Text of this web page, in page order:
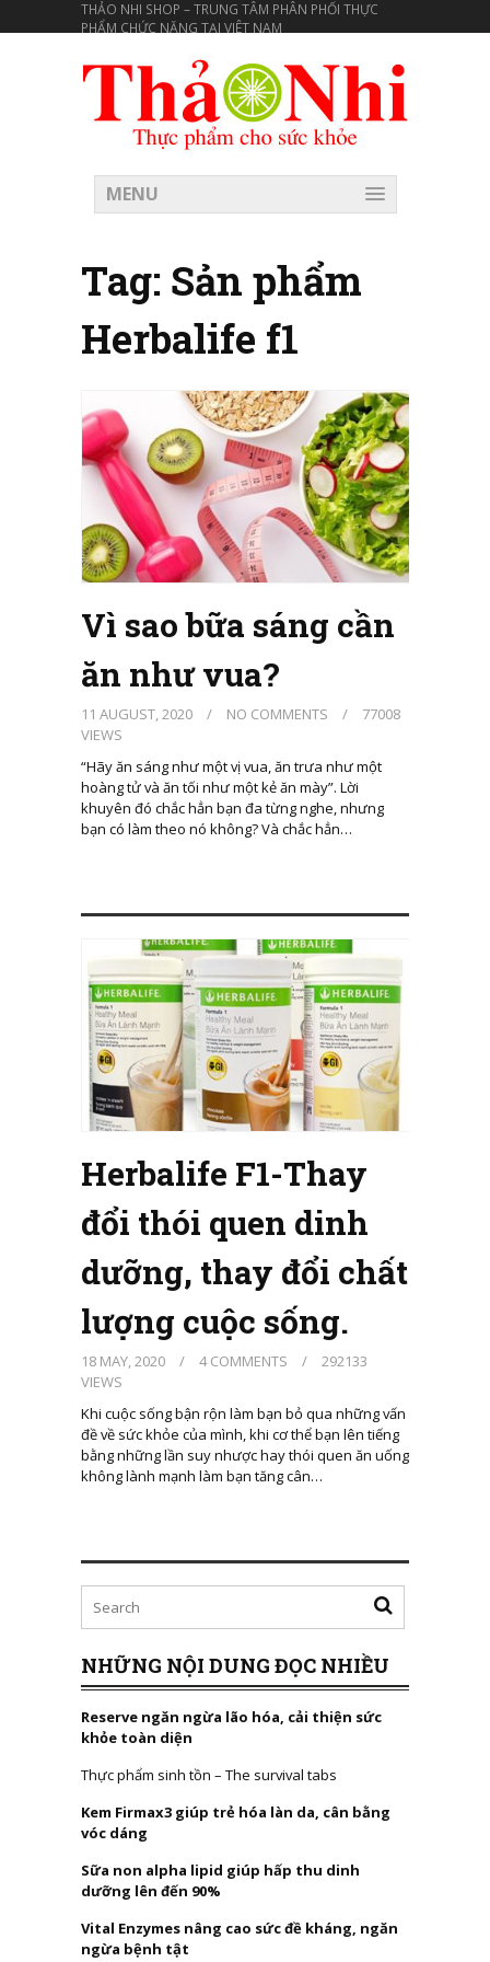
THẢO NHI SHOP – TRUNG TÂM PHÂN PHỐI THỰC
PHẨM CHỨC NĂNG TẠI VIÊT NAM
MENU
Tag: Sản phẩm
Herbalife f1
Vì sao bữa sáng cần
ăn như vua?
11 AUGUST, 2020 / NO COMMENTS /
77008
VIEWS
“Hãy ăn sáng như một vị vua, ăn trưa như một
hoàng tử và ăn tối như một kẻ ăn mày”. Lời
khuyên đó chắc hẳn bạn đa từng nghe, nhưng
bạn có làm theo nó không? Và chắc hẳn…
Herbalife F1-Thay
đổi thói quen dinh
dưỡng, thay đổi chất
lượng cuộc sống.
18 MAY, 2020 / 4 COMMENTS /
292133
VIEWS
Khi cuộc sống bận rộn làm bạn bỏ qua những vấn
đề về sức khỏe của mình, khi cơ thể bạn lên tiếng
bằng những lần suy nhược hay thói quen ăn uống
không lành mạnh làm bạn tăng cân…
NHỮNG NỘI DUNG ĐỌC NHIỀU
Reserve ngăn ngừa lão hóa, cải thiện sức
khỏe toàn diện
Thực phẩm sinh tồn – The survival tabs
Kem Firmax3 giúp trẻ hóa làn da, cân bằng
vóc dáng
Sữa non alpha lipid giúp hấp thu dinh
dưỡng lên đến 90%
Vital Enzymes nâng cao sức đề kháng, ngăn
ngừa bệnh tật